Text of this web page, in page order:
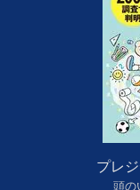
プレ
頭の